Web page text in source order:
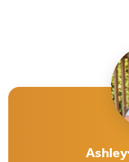
Ashley